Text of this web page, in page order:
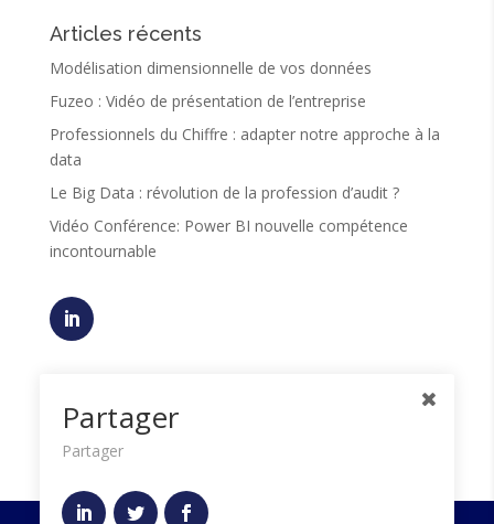
Articles récents
Modélisation dimensionnelle de vos données
Fuzeo : Vidéo de présentation de l’entreprise
Professionnels du Chiffre : adapter notre approche à la
data
Le Big Data : révolution de la profession d’audit ?
Vidéo Conférence: Power BI nouvelle compétence
incontournable
www.fuzeo.fr
Partager
Partager